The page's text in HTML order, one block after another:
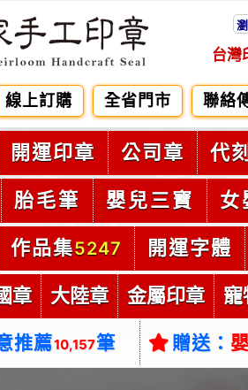
台灣
線上訂購 全省門市 聯絡
開運印章 公司章 代
胎毛筆 嬰兒三寶 女
作品集5247 開運字體
章 大陸章 金屬印章 寵
推薦10,157筆 贈送：